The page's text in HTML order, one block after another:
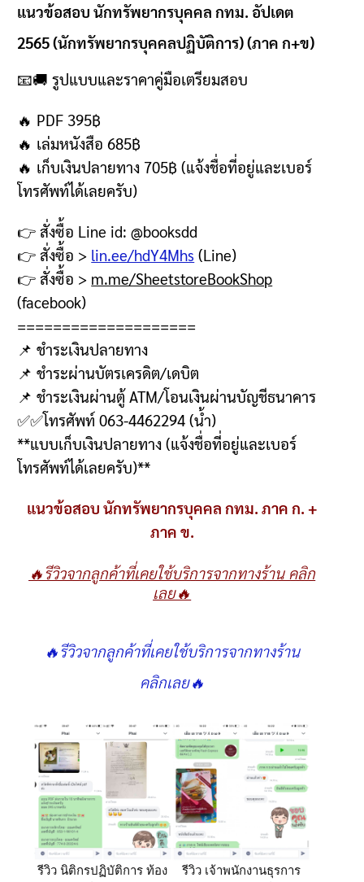
แนวข้อสอบ นักทรัพยากรบุคคล กทม. อัปเดต
2565 (นักทรัพยากรบุคคลปฏิบัติการ) (ภาค ก+ข)
📧🚚รูปแบบและราคาคู่มือเตรียมสอบ
🔥 PDF 395฿
🔥 เล่มหนังสือ 685฿
🔥 เก็บเงินปลายทาง 705฿ (แจ้งชื่อที่อยู่และเบอร์
โทรศัพท์ได้เลยครับ)
👉 สั่งซื้อ Line id: @booksdd
👉 สั่งซื้อ > lin.ee/hdY4Mhs (Line)
👉 สั่งซื้อ > m.me/SheetstoreBookShop
(facebook)
====================
📌 ชำระเงินปลายทาง
📌 ชำระผ่านบัตรเครดิต/เดบิต
📌 ชำระเงินผ่านตู้ATM/โอนเงินผ่านบัญชีธนาคาร
✅✅โทรศัพท์ 063-4462294 (น้ำ)
**แบบเก็บเงินปลายทาง (แจ้งชื่อที่อยู่และเบอร์
โทรศัพท์ได้เลยครับ)**
แนวข้อสอบ นักทรัพยากรบุคคล กทม. ภาค ก. +
ภาค ข.
🔥รีวิวจากลูกค้าที่เคยใช้บริการจากทางร้าน คลิก
เลย🔥
🔥รีวิวจากลูกค้าที่เคยใช้บริการจากทางร้าน
คลิกเลย🔥
รีวิว นิติกรปฏิบัติการ ท้อง
รีวิว เจ้าพนักงานธุรการ